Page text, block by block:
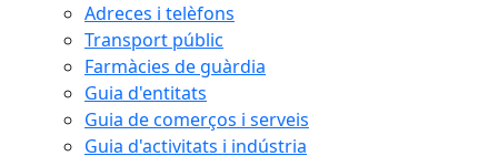
Adreces i telèfons
Transport públic
Farmàcies de guàrdia
Guia d'entitats
Guia de comerços i serveis
Guia d'activitats i indústria